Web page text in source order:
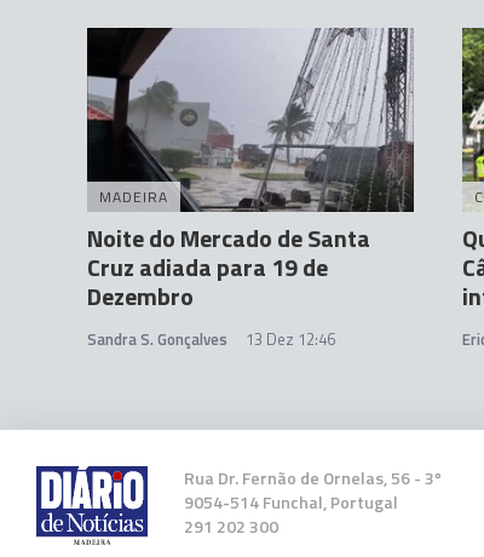
MADEIRA
Noite do Mercado de Santa
Cruz adiada para 19 de
Dezembro
Sandra S. Gonçalves 13 Dez 12:46
Rua Dr. Fernão de Ornelas, 56 - 3º
9054-514 Funchal, Portugal
291 202 300